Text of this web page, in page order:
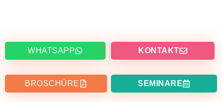
WHATSAPP KONTAKT
BROSCHÜRE SEMINARE